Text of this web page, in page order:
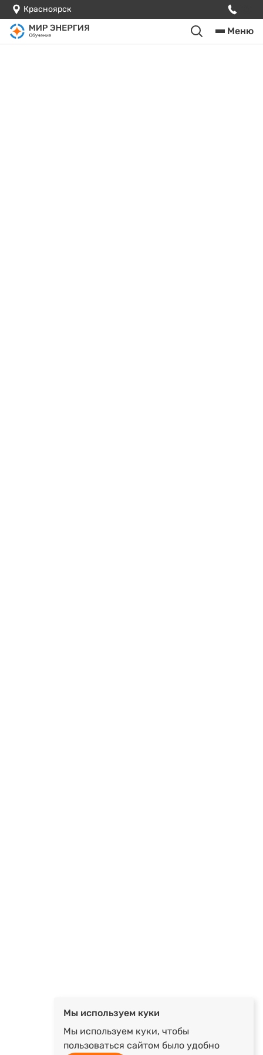
Красноярск
Меню
Мы используем куки
Мы используем куки, чтобы
пользоваться сайтом было удобно